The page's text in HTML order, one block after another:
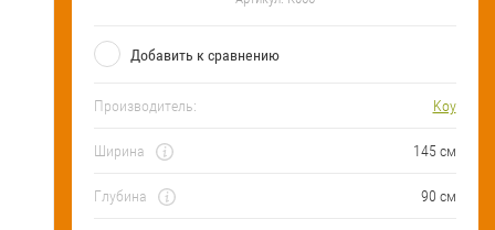
Добавить к сравнению
Производитель: Koy
Ширина 145 см
Глубина 90 см